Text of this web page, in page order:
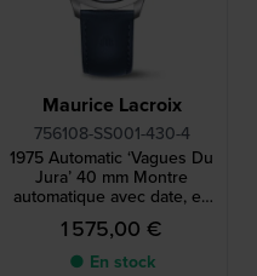
Maurice Lacroix
756108-SS001-430-4
1975 Automatic ‘Vagues Du
Jura’ 40 mm Montre
automatique avec date, en
édition limitée, fabriquée en
Suisse
1 575,00 €
● En stock